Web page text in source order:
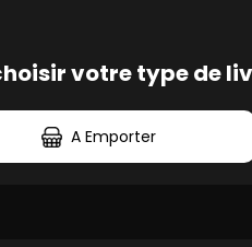
ENFANTS